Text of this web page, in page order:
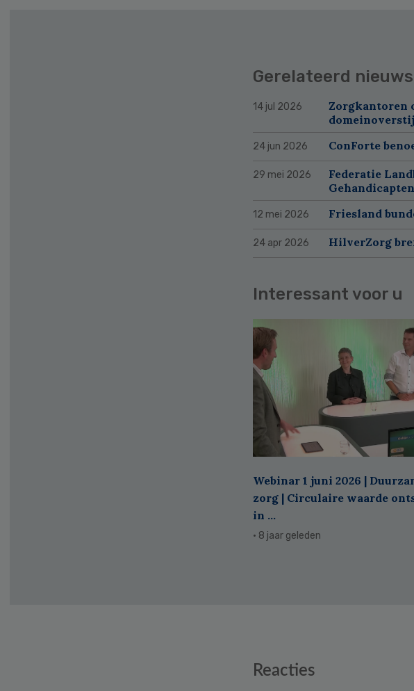
Gerelateerd nieuws
14 jul 2026
Zorgkantoren
24 jun 2026 ConForte
29 mei 2026
Federatie
12 mei 2026 Friesland
24 apr 2026 HilverZorg
Interessant voor u
Webinar 1 juni 2026 |
zorg | Circulaire waarde
in ...
· 8 jaar geleden
Reacties